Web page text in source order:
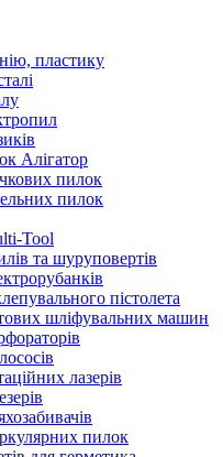
пластику
Алігатор
пилок
пилок
Tool
та шуруповертів
пістолета
шліфувальних машин
лазерів
пилок